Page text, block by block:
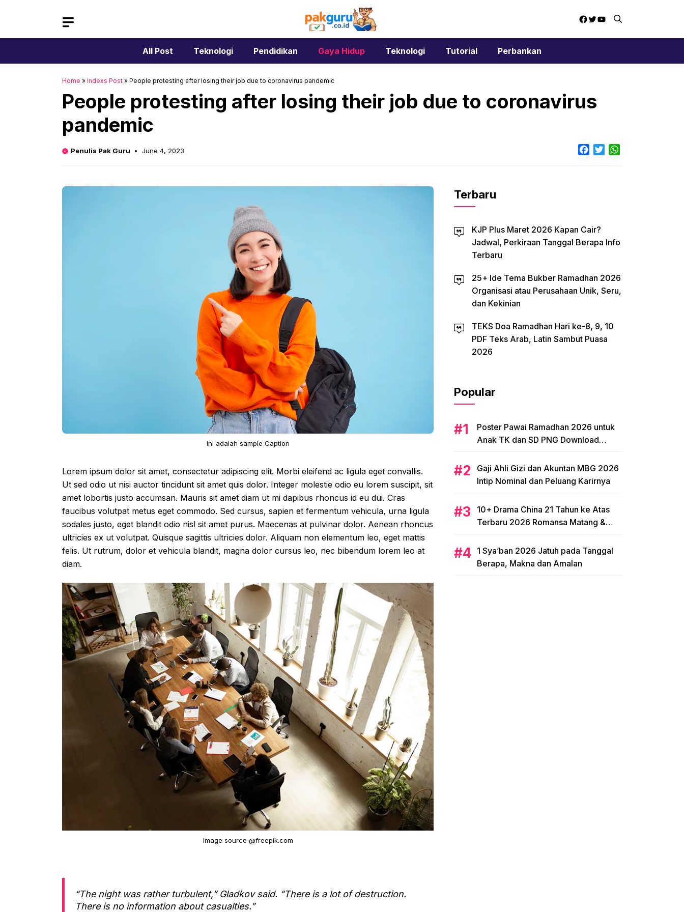
Facebook
Twitter
YouTube
All Post Teknologi Pendidikan Gaya Hidup Teknologi Tutorial Perbankan
Home » Indexs Post » People protesting after losing their job due to coronavirus pandemic
People protesting after losing their job due to coronavirus
pandemic
Penulis Pak Guru June 4, 2023 Facebook
Twitter
Ini adalah sample Caption
Lorem ipsum dolor sit amet, consectetur adipiscing elit. Morbi eleifend ac ligula eget convallis.
Ut sed odio ut nisi auctor tincidunt sit amet quis dolor. Integer molestie odio eu lorem suscipit, sit
amet lobortis justo accumsan. Mauris sit amet diam ut mi dapibus rhoncus id eu dui. Cras
faucibus volutpat metus eget commodo. Sed cursus, sapien et fermentum vehicula, urna ligula
sodales justo, eget blandit odio nisl sit amet purus. Maecenas at pulvinar dolor. Aenean rhoncus
ultricies ex ut volutpat. Quisque sagittis ultricies dolor. Aliquam non elementum leo, eget mattis
felis. Ut rutrum, dolor et vehicula blandit, magna dolor cursus leo, nec bibendum lorem leo at
diam.
Image source @freepik.com
“The night was rather turbulent,” Gladkov said. “There is a lot of destruction.
There is no information about casualties.”
Terbaru
KJP Plus Maret 2026 Kapan Cair?
Jadwal, Perkiraan Tanggal Berapa Info
Terbaru
25+ Ide Tema Bukber Ramadhan 2026
Organisasi atau Perusahaan Unik, Seru,
dan Kekinian
TEKS Doa Ramadhan Hari ke-8, 9, 10
PDF Teks Arab, Latin Sambut Puasa
2026
Popular
Poster Pawai Ramadhan 2026 untuk
Anak TK dan SD PNG Download
Gaji Ahli Gizi dan Akuntan MBG 2026
Intip Nominal dan Peluang Karirnya
10+ Drama China 21 Tahun ke Atas
Terbaru 2026 Romansa Matang &
1 Sya’ban 2026 Jatuh pada Tanggal
Berapa, Makna dan Amalan